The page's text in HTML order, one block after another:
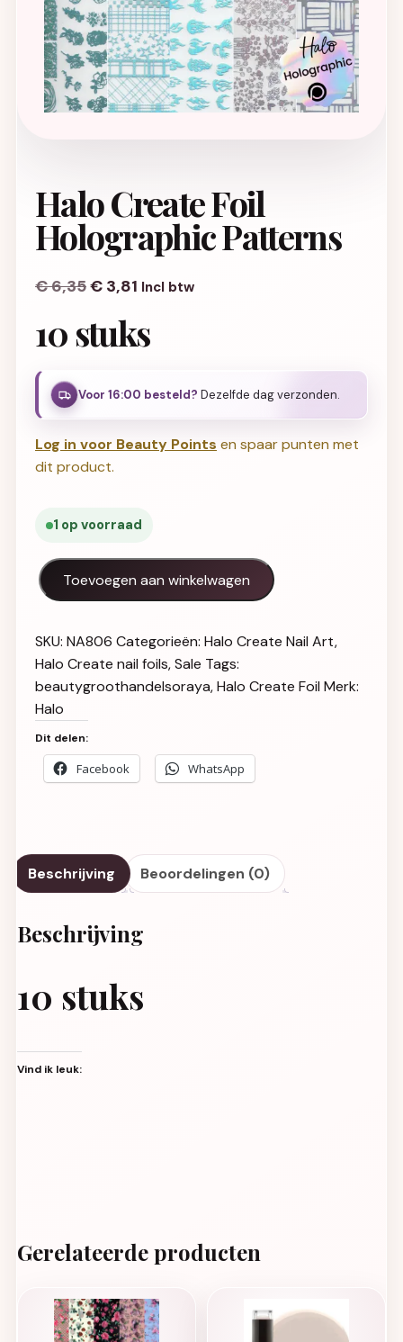
Halo Create Foil
Holographic Patterns
€6,35€ 3,81 Incl btw
10 stuks
Voor 16:00 besteld? Dezelfde dag verzonden.
Log in voor Beauty Points en spaar punten met
dit product.
1 op voorraad
Halo Create Foil Holographic Patterns aantal
Toevoegen aan winkelwagen
SKU: NA806 Categorieën: Halo Create Nail Art,
Halo Create nail foils,Sale Tags:
beautygroothandelsoraya,Halo Create FoilMerk:
Halo
Dit delen:
Facebook WhatsApp
Beschrijving Beoordelingen (0)
Beschrijving
10 stuks
Vind ik leuk:
Gerelateerde producten